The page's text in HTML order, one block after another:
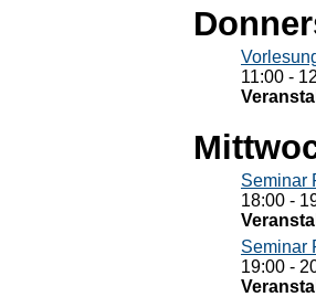
11:00 -
Seminar
18:00 -
Seminar
19:00 -